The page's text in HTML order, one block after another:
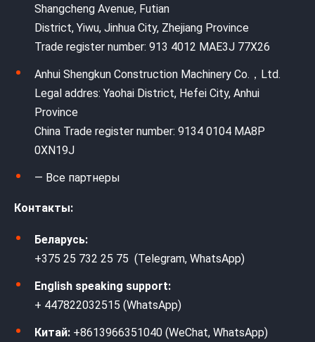
Shangcheng Avenue, Futian
District, Yiwu, Jinhua City, Zhejiang Province
Trade register number: 913 4012 MAE3J 77X26
Anhui Shengkun Construction Machinery Co.，Ltd.
Legal addres: Yaohai District, Hefei City, Anhui
Province
China Trade register number: 9134 0104 MA8P
0XN19J
— Все партнеры
Контакты:
Беларусь:
+375 25 732 25 75 (Telegram, WhatsApp)
English speaking support:
+ 447822032515 (WhatsApp)
Китай: +8613966351040 (WeChat, WhatsApp)